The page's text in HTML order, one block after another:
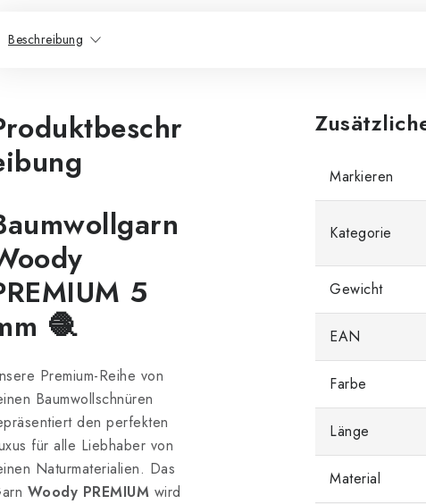
Beschreibung
5
🧶
Premium-Reihe von
Baumwollschnüren
den perfekten
für alle Liebhaber von
Naturmaterialien. Das
Woody PREMIUM wird
Markieren
Kategorie
Gewicht
EAN
Farbe
Länge
Material